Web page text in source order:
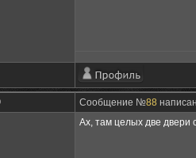
Сообщение №88
Ах, там целых две двери